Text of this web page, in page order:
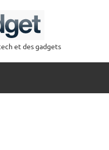
et des gadgets